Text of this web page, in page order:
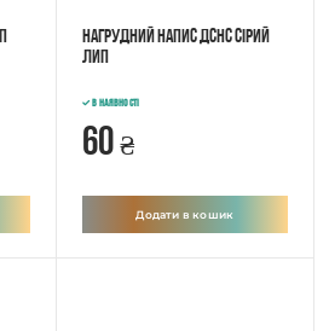
Нагрудний напис ДСНС сірий
лип
В наявності
60 ₴
Додати в кошик